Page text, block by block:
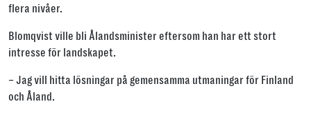
flera nivåer.
Blomqvist ville bli Ålandsminister eftersom han har ett stort
intresse för landskapet.
– Jag vill hitta lösningar på gemensamma utmaningar för Finland
och Åland.